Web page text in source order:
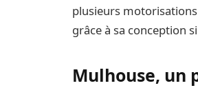
plusieurs
grâce à sa conception
Mulhouse, un